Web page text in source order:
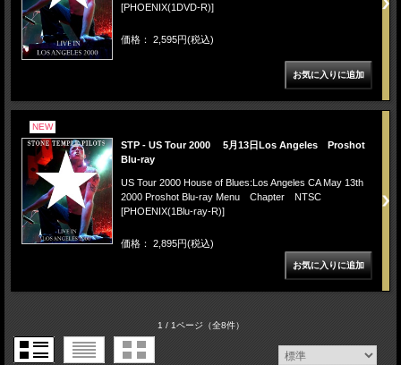
[PHOENIX(1DVD-R)]
価格： 2,595円(税込)
NEW
STP - US Tour 2000 5月13日Los Angeles Proshot
Blu-ray
US Tour 2000 House of Blues:Los Angeles CA May 13th
2000 Proshot Blu-ray Menu Chapter NTSC
[PHOENIX(1Blu-ray-R)]
価格： 2,895円(税込)
1 / 1ページ（全8件）